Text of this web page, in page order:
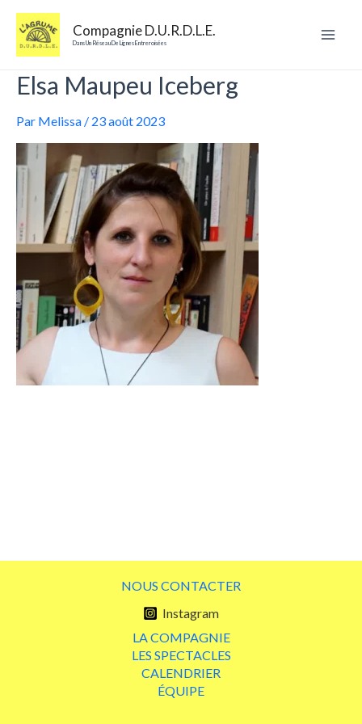
contenu
Compagnie D.U.R.D.L.E.
Dans Un Réseau De Lignes Entreroisées
Elsa Maupeu Iceberg
Par Melissa / 23 août 2023
NOUS CONTACTER
Instagram
LA COMPAGNIE
LES SPECTACLES
CALENDRIER
ÉQUIPE